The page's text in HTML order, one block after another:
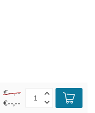
€--,--
€--,--